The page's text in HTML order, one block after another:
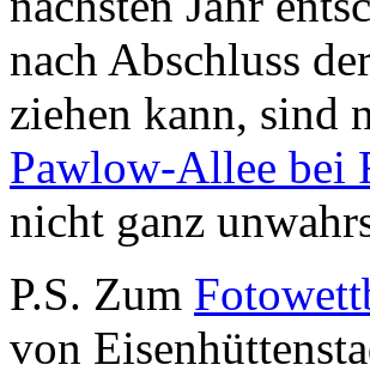
nach Abschluss
ziehen kann, sind
Pawlow-Allee bei
nicht ganz
P.S. Zum
von